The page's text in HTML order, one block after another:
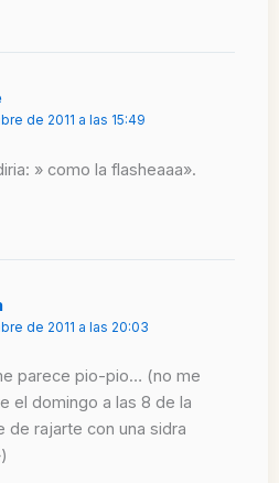
de 2011 a las 15:49
» como la flasheaaa».
de 2011 a las 20:03
parece pio-pio… (no me
el domingo a las 8 de la
de rajarte con una sidra